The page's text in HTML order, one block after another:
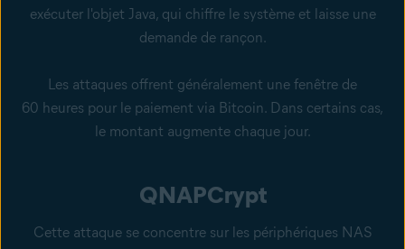
exécuter l'objet Java, qui chiffre le système et laisse une
demande de rançon.
Les attaques offrent généralement une fenêtre de
60 heures pour le paiement via Bitcoin. Dans certains cas,
le montant augmente chaque jour.
QNAPCrypt
Cette attaque se concentre sur les périphériques NAS